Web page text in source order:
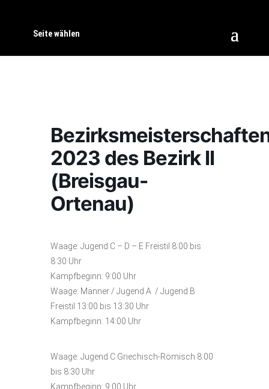
Seite wählen
2023 des Bezirk II
(Breisgau-
Ortenau)
Waage: Jugend C – D – E Freistil 8:00 bis
8:30 Uhr
Kampfbeginn: 9:00 Uhr
Waage: Männer / Jugend A / Jugend B
Freistil 13:00 bis 13:30 Uhr
Kampfbeginn: 14:00 Uhr
Waage: Jugend C Griechisch-Römisch 8:00
bis 8:30 Uhr
Kampfbeginn: 9:00 Uhr